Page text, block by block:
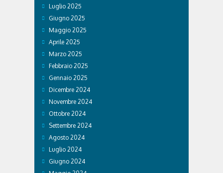
Luglio 2025
Giugno 2025
Maggio 2025
Aprile 2025
Marzo 2025
Febbraio 2025
Gennaio 2025
Dicembre 2024
Novembre 2024
Ottobre 2024
Settembre 2024
Agosto 2024
Luglio 2024
Giugno 2024